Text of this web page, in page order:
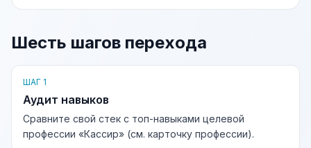
Шесть шагов перехода
ШАГ 1
Аудит навыков
Сравните свой стек с топ-навыками целевой
профессии «Кассир» (см. карточку профессии).